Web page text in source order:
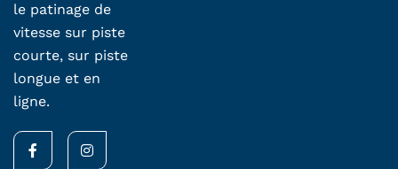
le patinage de
vitesse sur piste
courte, sur piste
longue et en
ligne.
F
a
c
I
n
s